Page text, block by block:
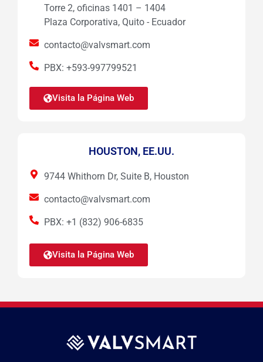
Torre 2, oficinas 1401 – 1404
Plaza Corporativa, Quito - Ecuador
contacto@valvsmart.com
PBX: +593-997799521
Visita la Página Web
HOUSTON, EE.UU.
9744 Whithorn Dr, Suite B, Houston
contacto@valvsmart.com
PBX: +1 (832) 906-6835
Visita la Página Web